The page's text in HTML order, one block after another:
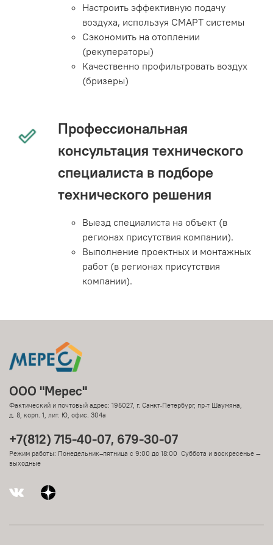
Настроить эффективную подачу
воздуха, используя СМАРТ системы
Сэкономить на отоплении
(рекуператоры)
Качественно профильтровать воздух
(бризеры)
Профессиональная
консультация технического
специалиста в подборе
технического решения
Выезд специалиста на объект (в
регионах присутствия компании).
Выполнение проектных и монтажных
работ (в регионах присутствия
компании).
ООО "Мерес"
Фактический и почтовый адрес: 195027, г. Санкт-Петербург, пр-т Шаумяна,
д. 8, корп. 1, лит. Ю, офис. 304а
+7(812) 715-40-07, 679-30-07
Режим работы: Понедельник–пятница с 9:00 до 18:00 Суббота и воскресенье —
выходные